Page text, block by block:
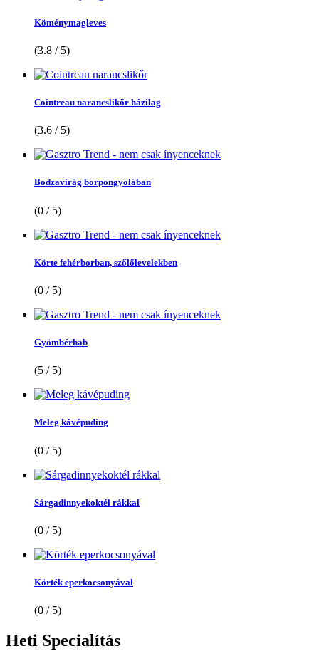
Köménymagleves
(3.8 / 5)
Cointreau narancslikőr házilag
(3.6 / 5)
Bodzavirág borpongyolában
(0 / 5)
Körte fehérborban, szőlőlevelekben
(0 / 5)
Gyömbérhab
(5 / 5)
Meleg kávépuding
(0 / 5)
Sárgadinnyekoktél rákkal
(0 / 5)
Körték eperkocsonyával
(0 / 5)
Heti Specialítás